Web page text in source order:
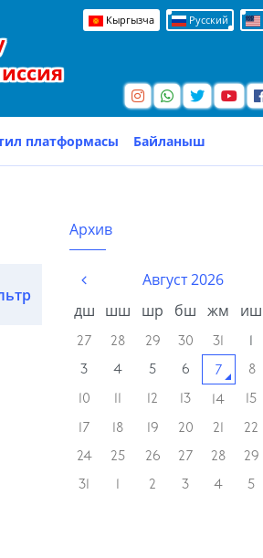
Кыргызча Русский
платформасы Байланыш
Архив
Август 2026
дш шш шр бш жм иш
27 28 29 30 31 1
3
4 5 6 7 8
10
11 12 13 14 15
17
18 19 20 21 22
24
25 26 27 28 29
31
1 2 3 4 5